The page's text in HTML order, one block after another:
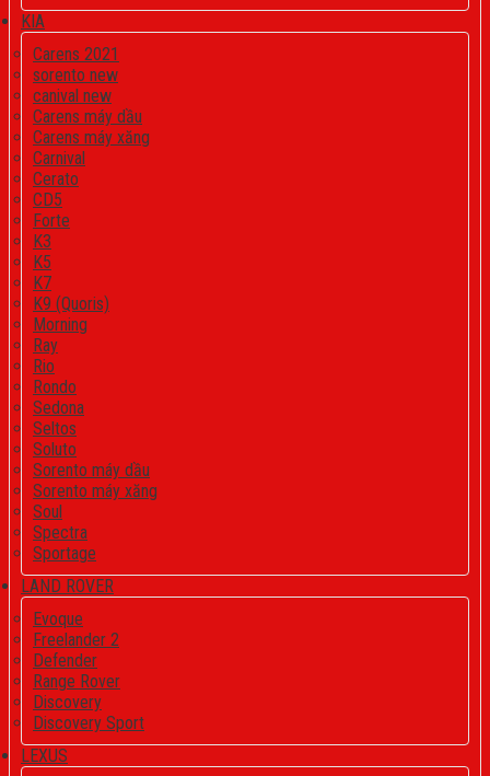
KIA
Carens 2021
sorento new
canival new
Carens máy dầu
Carens máy xăng
Carnival
Cerato
CD5
Forte
K3
K5
K7
K9 (Quoris)
Morning
Ray
Rio
Rondo
Sedona
Seltos
Soluto
Sorento máy dầu
Sorento máy xăng
Soul
Spectra
Sportage
LAND ROVER
Evoque
Freelander 2
Defender
Range Rover
Discovery
Discovery Sport
LEXUS